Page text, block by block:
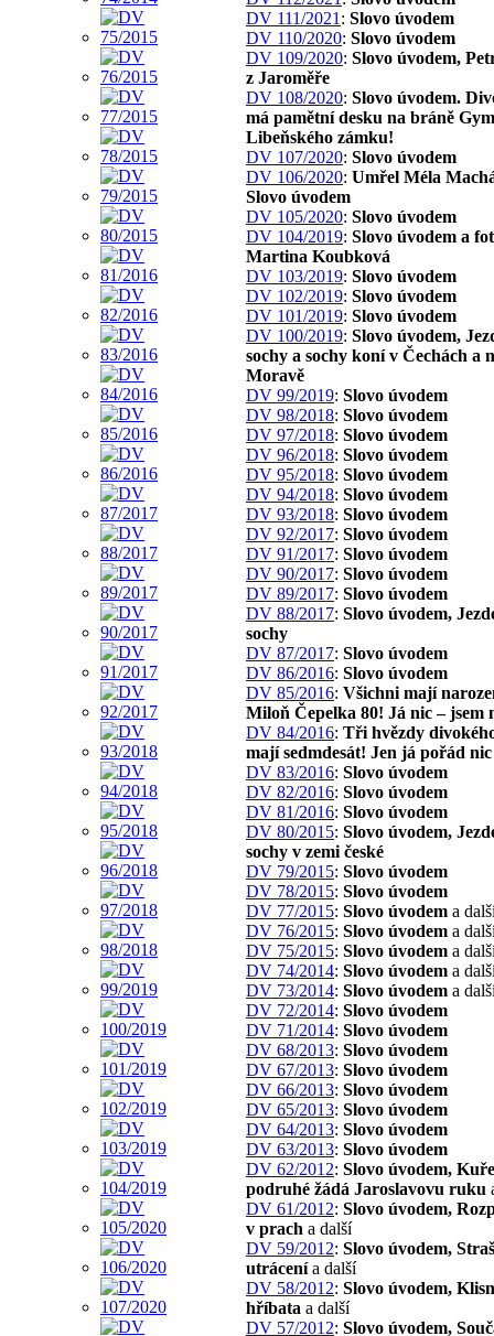
DV 111/2021 : Slovo úvodem
DV 110/2020: Slovo úvodem
DV 109/2020: Slovo úvodem,
z Jaroměře
DV 108/2020: Slovo úvodem.
má pamětní desku na bráně
Libeňského zámku!
DV 107/2020: Slovo úvodem
DV 106/2020: Umřel Méla
Slovo úvodem
DV 105/2020: Slovo úvodem
DV 104/2019: Slovo úvodem a
Martina Koubková
DV 103/2019: Slovo úvodem
DV 102/2019: Slovo úvodem
DV 101/2019: Slovo úvodem
DV 100/2019: Slovo úvodem,
sochy a sochy koní v Čechách a
Moravě
DV 99/2019: Slovo úvodem
DV 98/2018: Slovo úvodem
DV 97/2018: Slovo úvodem
DV 96/2018: Slovo úvodem
DV 95/2018: Slovo úvodem
DV 94/2018: Slovo úvodem
DV 93/2018: Slovo úvodem
DV 92/2017: Slovo úvodem
DV 91/2017: Slovo úvodem
DV 90/2017: Slovo úvodem
DV 89/2017: Slovo úvodem
DV 88/2017: Slovo úvodem,
sochy
DV 87/2017: Slovo úvodem
DV 86/2016: Slovo úvodem
DV 85/2016: Všichni mají
Miloň Čepelka 80! Já nic – jsem
DV 84/2016: Tři hvězdy
mají sedmdesát! Jen já pořád nic
DV 83/2016: Slovo úvodem
DV 82/2016: Slovo úvodem
DV 81/2016: Slovo úvodem
DV 80/2015: Slovo úvodem,
sochy v zemi české
DV 79/2015: Slovo úvodem
DV 78/2015: Slovo úvodem
DV 77/2015: Slovo úvodem a
DV 76/2015: Slovo úvodem a
DV 75/2015: Slovo úvodem a
DV 74/2014: Slovo úvodem a
DV 73/2014: Slovo úvodem a
DV 72/2014: Slovo úvodem
DV 71/2014: Slovo úvodem
DV 68/2013: Slovo úvodem
DV 67/2013: Slovo úvodem
DV 66/2013: Slovo úvodem
DV 65/2013: Slovo úvodem
DV 64/2013: Slovo úvodem
DV 63/2013: Slovo úvodem
DV 62/2012: Slovo úvodem,
podruhé žádá Jaroslavovu ruku
DV 61/2012: Slovo úvodem,
v prach a další
DV 59/2012: Slovo úvodem,
utrácenía další
DV 58/2012: Slovo úvodem,
hříbata a další
DV 57/2012: Slovo úvodem,